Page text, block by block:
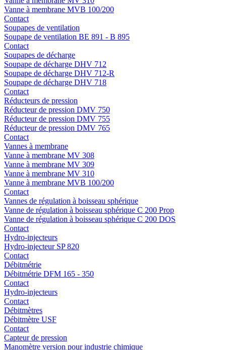
Vanne à membrane MVB 100/200
Contact
Soupapes de ventilation
Soupape de ventilation BE 891 - B 895
Contact
Soupapes de décharge
Soupape de décharge DHV 712
Soupape de décharge DHV 712-R
Soupape de décharge DHV 718
Contact
Réducteurs de pression
Réducteur de pression DMV 750
Réducteur de pression DMV 755
Réducteur de pression DMV 765
Contact
Vannes à membrane
Vanne à membrane MV 308
Vanne à membrane MV 309
Vanne à membrane MV 310
Vanne à membrane MVB 100/200
Contact
Vannes de régulation à boisseau sphérique
Vanne de régulation à boisseau sphérique C 200 Prop
Vanne de régulation à boisseau sphérique C 200 DOS
Contact
Hydro-injecteurs
Hydro-injecteur SP 820
Contact
Débitmétrie
Débitmétrie DFM 165 - 350
Contact
Hydro-injecteurs
Contact
Débitmètres
Débitmètre USF
Contact
Capteur de pression
Manomètre version pour industrie chimique